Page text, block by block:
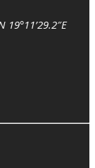
19°11’29.2″E